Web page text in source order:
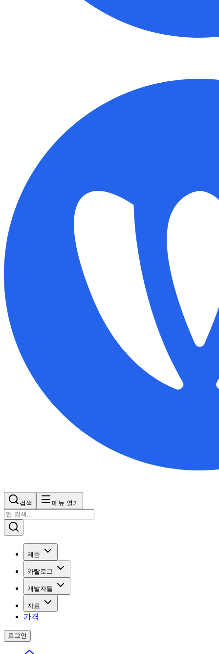
검색 메뉴 열기
제품
카탈로그
개발자들
자료
가격
로그인